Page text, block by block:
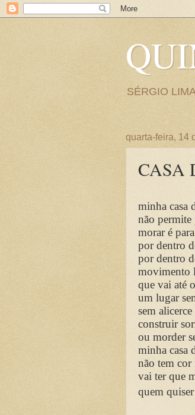
SÉRGIO
quarta-feira, 14
CASA
minha casa
não permite
morar é
por dentro
por dentro
movimento
que vai até
um lugar
sem
construir
ou morder
minha casa
não tem cor
vai ter que
quem